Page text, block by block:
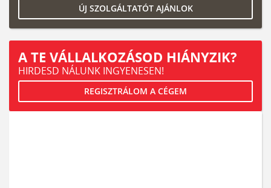
ÚJ SZOLGÁLTATÓT AJÁNLOK
A TE VÁLLALKOZÁSOD HIÁNYZIK?
HIRDESD NÁLUNK INGYENESEN!
REGISZTRÁLOM A CÉGEM